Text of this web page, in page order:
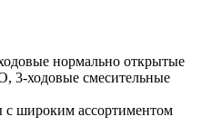
нормально открытые
3-ходовые смесительные
широким ассортиментом